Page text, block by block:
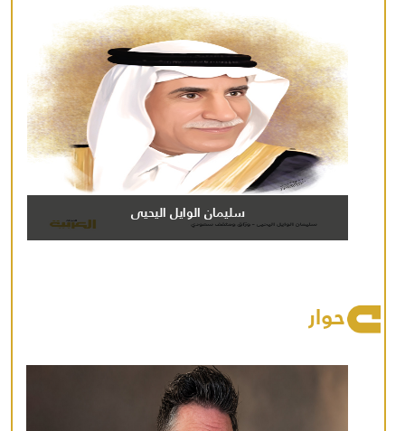
سليمان الوايل اليحيى
حوار